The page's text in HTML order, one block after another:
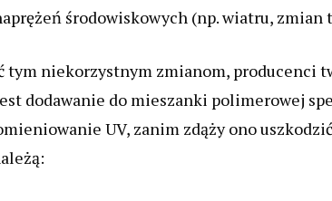
środowiskowych (np. wiatru, zmian
tym niekorzystnym zmianom, producenci
dodawanie do mieszanki polimerowej
UV, zanim zdąży ono